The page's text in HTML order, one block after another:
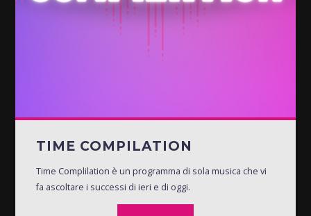
TIME COMPILATION
Time Complilation è un programma di sola musica che vi
fa ascoltare i successi di ieri e di oggi.